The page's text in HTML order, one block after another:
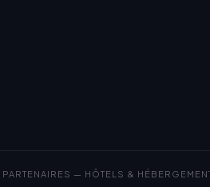
— HÔTELS &